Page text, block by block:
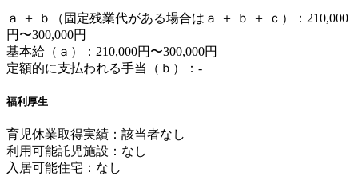
ａ ＋ ｂ（固定残業代がある場合はａ ＋ ｂ ＋ ｃ）：210,000
円〜300,000円
基本給（ａ）：210,000円〜300,000円
定額的に支払われる手当（ｂ）：-
福利厚生
育児休業取得実績：該当者なし
利用可能託児施設：なし
入居可能住宅：なし